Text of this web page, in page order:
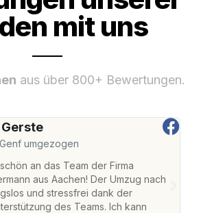
mit uns
aus über 800+ Bewertungen.
umgezogen
an das Team der Firma
aus Aachen! Der Umzug nach
und stressfrei dank der
des Teams. Ich kann